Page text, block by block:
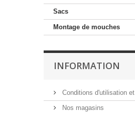
Sacs
Montage de mouches
INFORMATION
Conditions d'utilisation
Nos magasins